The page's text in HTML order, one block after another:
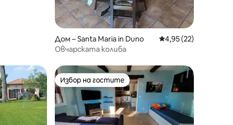
Дом – Santa Maria in Duno Средна оценка:
4,95 (22)
Овчарската колиба
Избор на гостите
Избор на гостите